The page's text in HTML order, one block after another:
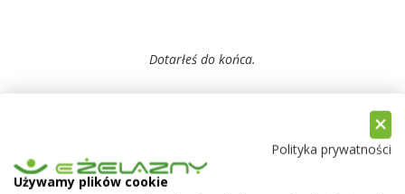
Dotarłeś do końca.
Porównaj produkty
Polityka prywatności
Używamy plików cookie